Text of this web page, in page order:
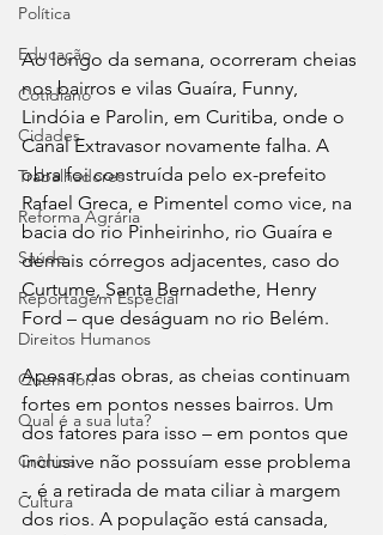
Política
Educação
Cotidiano
Cidades
Trabalhadores
Reforma Agrária
Saúde
Reportagem Especial
Direitos Humanos
Quem foi?
Qual é a sua luta?
Crônica
Cultura
Ao longo da semana, ocorreram cheias
nos bairros e vilas Guaíra, Funny,
Lindóia e Parolin, em Curitiba, onde o
Canal Extravasor novamente falha. A
obra foi construída pelo ex-prefeito
Rafael Greca, e Pimentel como vice, na
bacia do rio Pinheirinho, rio Guaíra e
demais córregos adjacentes, caso do
Curtume, Santa Bernadethe, Henry
Ford – que deságuam no rio Belém.
Apesar das obras, as cheias continuam
fortes em pontos nesses bairros. Um
dos fatores para isso – em pontos que
inclusive não possuíam esse problema
-, é a retirada de mata ciliar à margem
dos rios. A população está cansada,